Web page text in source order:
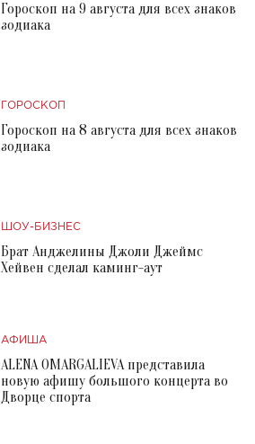
Гороскоп на 9 августа для всех знаков
зодиака
ГОРОСКОП
Гороскоп на 8 августа для всех знаков
зодиака
ШОУ-БИЗНЕС
Брат Анджелины Джоли Джеймс
Хейвен сделал каминг-аут
АФИША
ALENA OMARGALIEVA представила
новую афишу большого концерта во
Дворце спорта